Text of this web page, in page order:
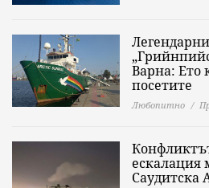
Варна: Ето
посетите
Любопитно
ескалация
Саудитска